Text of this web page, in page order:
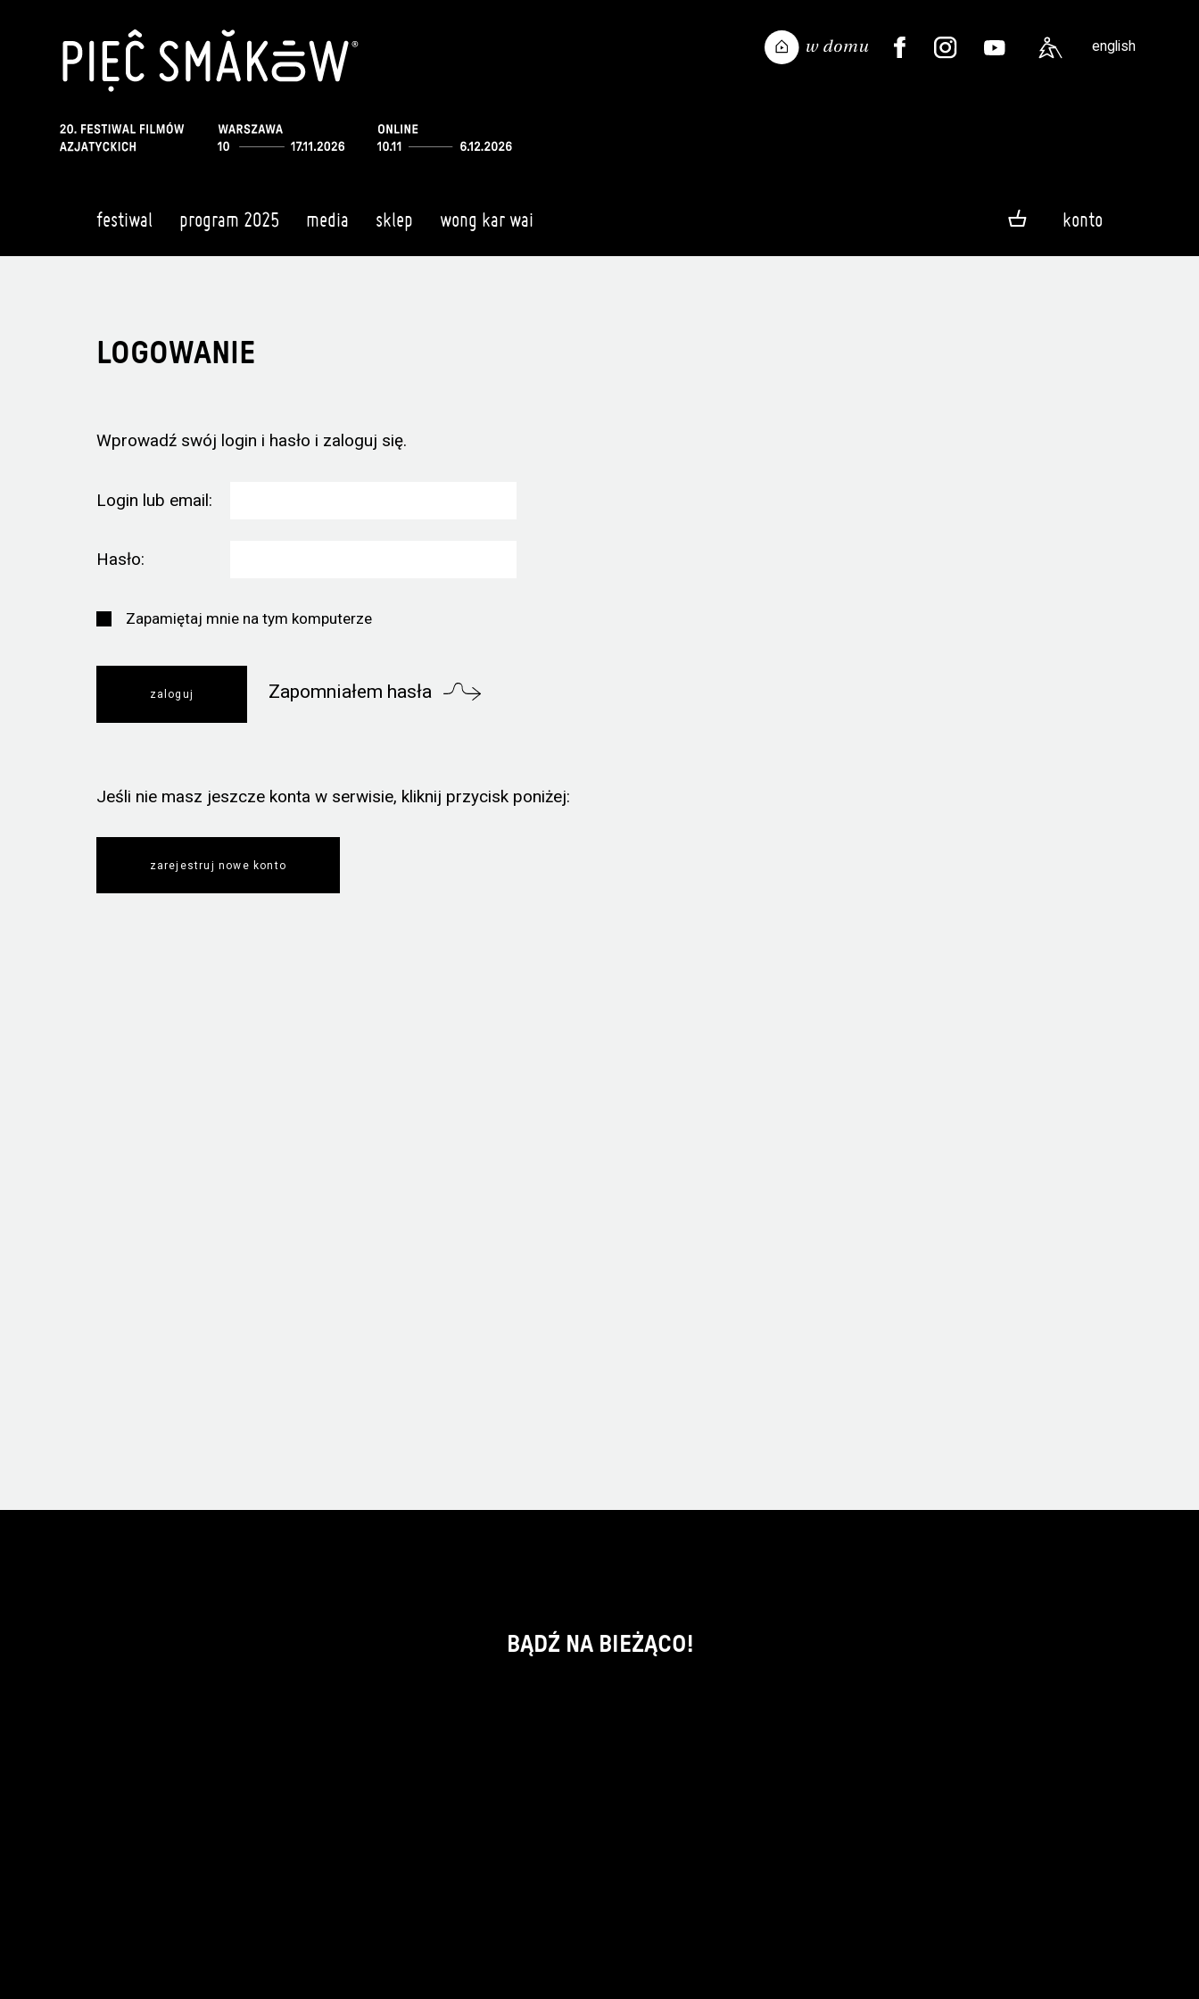
english
festiwal program 2025 media sklep wong kar wai konto
LOGOWANIE
Wprowadź swój login i hasło i zaloguj się.
Login lub email:
Hasło:
Zapamiętaj mnie na tym komputerze
Zapomniałem hasła
Jeśli nie masz jeszcze konta w serwisie, kliknij przycisk poniżej:
zarejestruj nowe konto
BĄDŹ NA BIEŻĄCO!